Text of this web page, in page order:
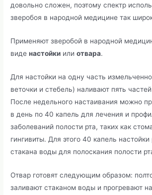
довольно сложен, поэтому спектр
зверобоя в народной медицине так
Применяют зверобой в народной
виденастойки илиотвара.
Для настойки на одну часть
веточки и стебель) наливают пять
После недельного настаивания можно
в день по 40 капель для лечения и
заболеваний полости рта, таких как
гингивиты. Для этого 40 капель настойки
стакана воды для полоскания полости
Отвар готовят следующим образом:
заливают стаканом воды и прогревают